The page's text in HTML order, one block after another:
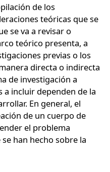
de los
teóricas que se
se va a revisar o
teórico presenta, a
previas o los
directa o indirecta
de investigación a
a incluir dependen de la
En general, el
de un cuerpo de
el problema
han hecho sobre la